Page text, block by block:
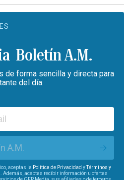
Boletín A.M.
de forma sencilla y directa para
del día.
A.M.
aceptas la Política de Privacidad y
Términos y
Además, aceptas recibir información u ofertas